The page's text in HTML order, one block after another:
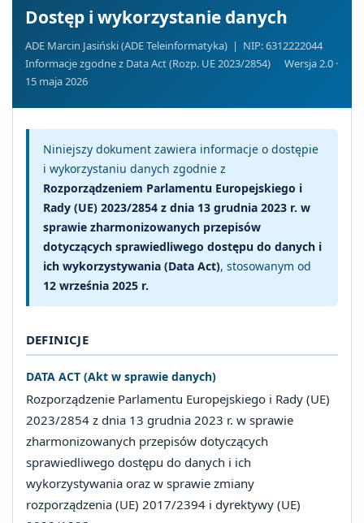
Dostęp i wykorzystanie danych
ADE Marcin Jasiński (ADE Teleinformatyka) | NIP: 6312222044
Informacje zgodne z Data Act (Rozp. UE 2023/2854)
Wersja 2.0 ·
15 maja 2026
Niniejszy dokument zawiera informacje o dostępie
i wykorzystaniu danych zgodnie z
Rozporządzeniem Parlamentu Europejskiego i
Rady (UE) 2023/2854 z dnia 13 grudnia 2023 r. w
sprawie zharmonizowanych przepisów
dotyczących sprawiedliwego dostępu do danych i
ich wykorzystywania (Data Act), stosowanym od
12 września 2025 r.
DEFINICJE
DATA ACT (Akt w sprawie danych)
Rozporządzenie Parlamentu Europejskiego i Rady (UE)
2023/2854 z dnia 13 grudnia 2023 r. w sprawie
zharmonizowanych przepisów dotyczących
sprawiedliwego dostępu do danych i ich
wykorzystywania oraz w sprawie zmiany
rozporządzenia (UE) 2017/2394 i dyrektywy (UE)